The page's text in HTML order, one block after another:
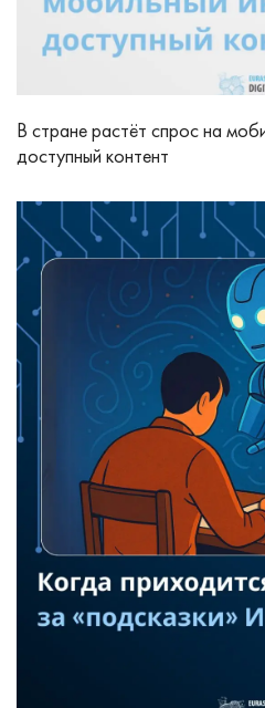
В стране растёт спрос на
доступный контент